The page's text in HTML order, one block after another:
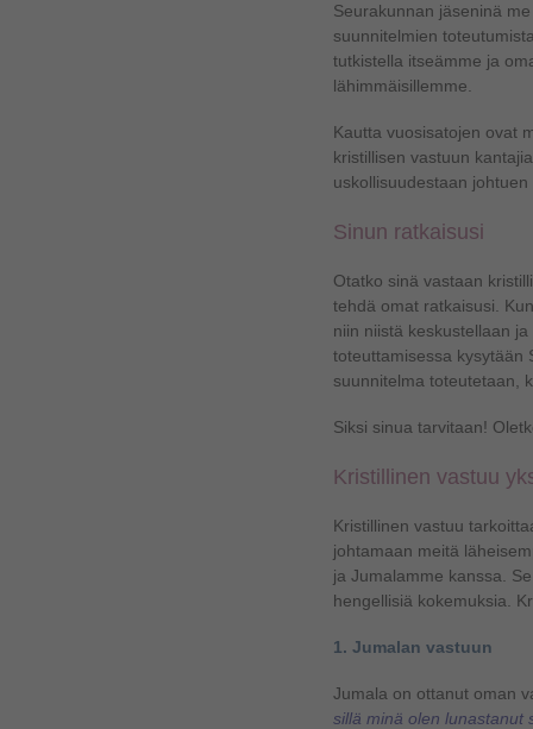
Seurakunnan jäseninä
suunnitelmien
tutkistella itseämme ja
lähimmäisillemme.
Kautta vuosisatojen ovat
kristillisen vastuun
uskollisuudestaan
Sinun ratkaisusi
Otatko sinä vastaan
tehdä omat ratkaisusi.
niin niistä keskustellaan
toteuttamisessa kysytään
suunnitelma toteutetaan,
Siksi sinua tarvitaan!
Kristillinen vastuu
Kristillinen vastuu
johtamaan meitä
ja Jumalamme kanssa.
hengellisiä kokemuksia.
1. Jumalan vastuun
Jumala on ottanut oman
sillä minä olen lunastanut